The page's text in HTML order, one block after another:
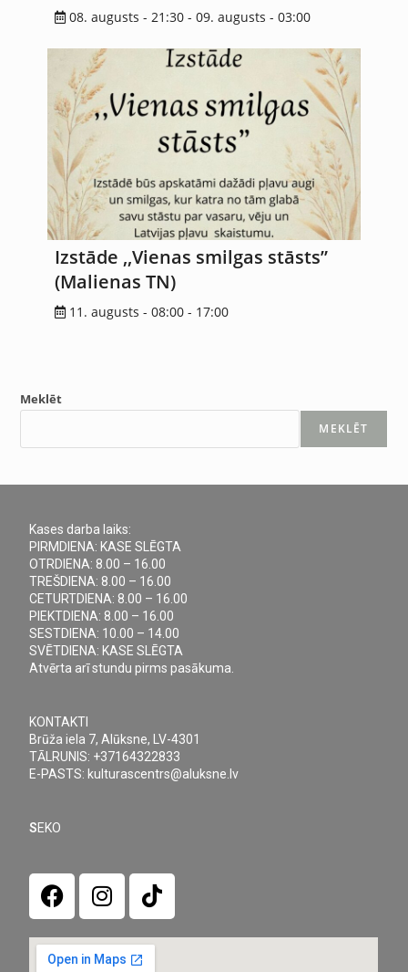
08. augusts - 21:30 -09. augusts - 03:00
Izstāde ,,Vienas smilgas stāsts”
(Malienas TN)
11. augusts - 08:00 - 17:00
Meklēt
MEKLĒT
Kases darba laiks:
PIRMDIENA: KASE SLĒGTA
OTRDIENA: 8.00 – 16.00
TREŠDIENA: 8.00 – 16.00
CETURTDIENA: 8.00 – 16.00
PIEKTDIENA: 8.00 – 16.00
SESTDIENA: 10.00 – 14.00
SVĒTDIENA: KASE SLĒGTA
Atvērta arī stundu pirms pasākuma.
KONTAKTI
Brūža iela 7, Alūksne, LV-4301
TĀLRUNIS: +37164322833
E-PASTS: kulturascentrs@aluksne.lv
SEKO